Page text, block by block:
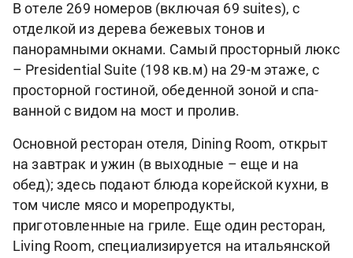
В отеле 269 номеров (включая 69 suites), с
отделкой из дерева бежевых тонов и
панорамными окнами. Самый просторный люкс
– Presidential Suite (198 кв.м) на 29-м этаже, с
просторной гостиной, обеденной зоной и спа-
ванной с видом на мост и пролив.
Основной ресторан отеля, Dining Room, открыт
на завтрак и ужин (в выходные – еще и на
обед); здесь подают блюда корейской кухни, в
том числе мясо и морепродукты,
приготовленные на гриле. Еще один ресторан,
Living Room, специализируется на итальянской